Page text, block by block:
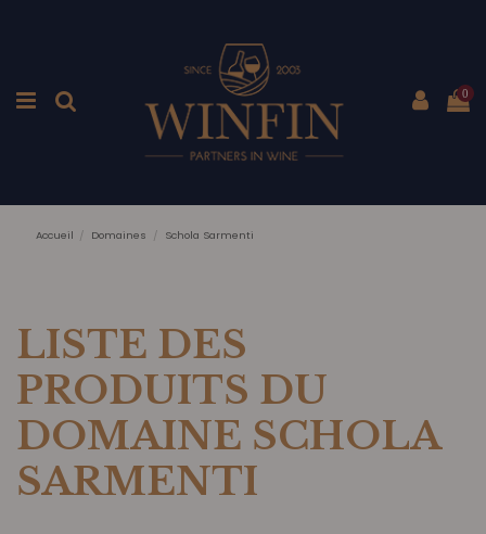
0
Accueil Domaines Schola Sarmenti
LISTE DES
PRODUITS DU
DOMAINE SCHOLA
SARMENTI